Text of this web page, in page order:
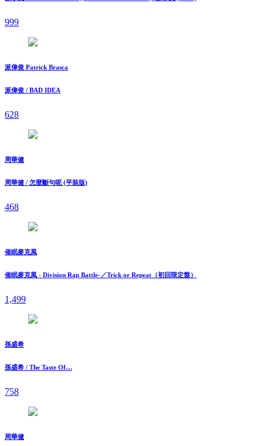
999
派偉俊 Patrick Brasca
派偉俊 / BAD IDEA
628
周華健
周華健 / 怎麼斷句呢 (平裝版)
468
催眠麥克風
催眠麥克風 - Division Rap Battle-／Trick or Repeat（初回限定盤）
1,499
孫盛希
孫盛希 / The Taste Of…
758
周華健